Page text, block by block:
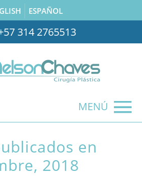
ESPAÑOL
314 2765513
MENÚ
en
2018